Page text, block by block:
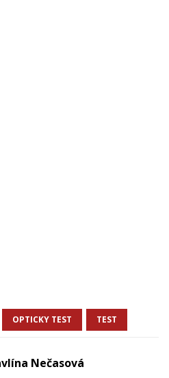
OPTICKY TEST TEST
Nečasová